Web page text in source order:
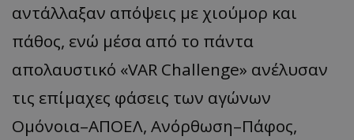
αντάλλαξαν απόψεις με χιούμορ και
πάθος, ενώ μέσα από το πάντα
απολαυστικό «VAR Challenge» ανέλυσαν
τις επίμαχες φάσεις των αγώνων
Ομόνοια–ΑΠΟΕΛ, Ανόρθωση–Πάφος,